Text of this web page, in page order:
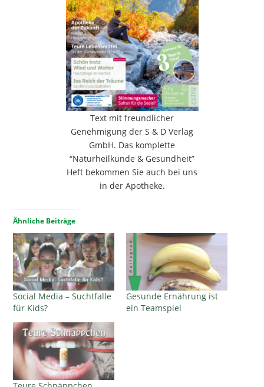
Text mit freundlicher
Genehmigung der S & D Verlag
GmbH. Das komplette
“Naturheilkunde & Gesundheit”
Heft bekommen Sie auch bei uns
in der Apotheke.
Ähnliche Beiträge
Social Media – Suchtfalle
für Kids?
Gesunde Ernährung ist
ein Teamspiel